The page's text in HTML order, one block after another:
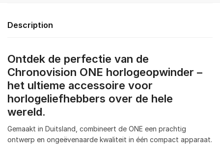
Description
Ontdek de perfectie van de
Chronovision ONE horlogeopwinder –
het ultieme accessoire voor
horlogeliefhebbers over de hele
wereld.
Gemaakt in Duitsland, combineert de ONE een prachtig
ontwerp en ongeëvenaarde kwaliteit in één compact apparaat.